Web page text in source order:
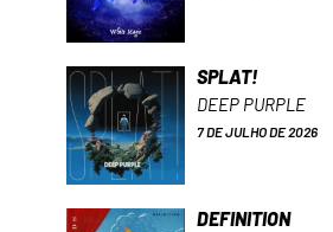
SPLAT!
DEEP PURPLE
7 DE JULHO DE 2026
DEFINITION